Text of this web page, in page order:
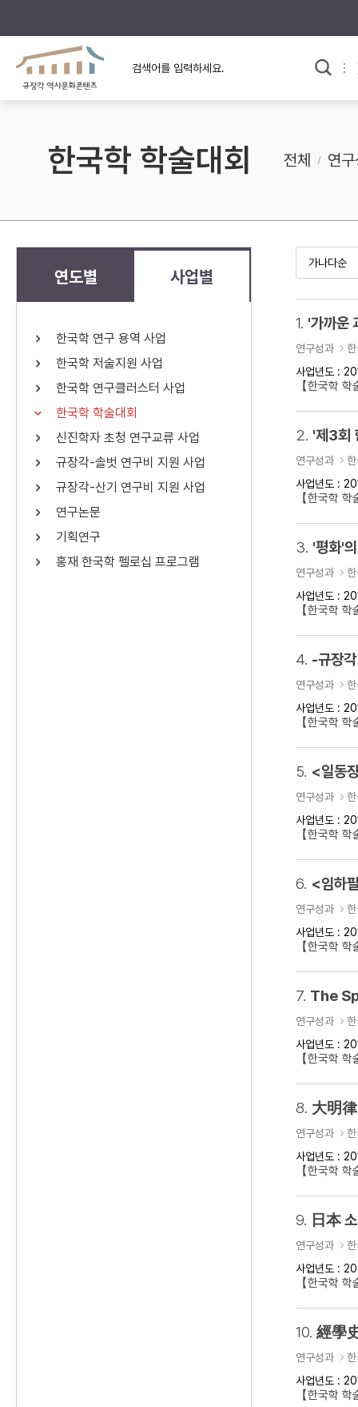
규장각의 어제와 오늘
규장각 소개영상
사료와 문학으로 본
고대
고려
조선 후기
근대
검색 연산자 사용안내
연산자
AND
OR 정조 OR 정약용 “정조” 또는 “
료를 검색
한국학 학술대회 전체 연
연도별 사업별
한국학 연구 용역 사업
한국학 저술지원 사업
한국학 연구클러스터 사업
한국학 학술대회
신진학자 초청 연구교류 사업
규장각-솔벗 연구비 지원 사업
규장각-산기 연구비 지원 사업
연구논문
기획연구
홍재 한국학 펠로십 프로그램
1. '가까운
연구성과
사업년도 :
【한국학
2. '제3회
연구성과
사업년도 :
【한국학
3. '평화'
연구성과
사업년도 :
【한국학
4. -규장
연구성과
사업년도 :
【한국학
5. <일동
연구성과
사업년도 :
【한국학
6. <임하
연구성과
사업년도 :
【한국학
7. The
연구성과
사업년도 :
【한국학
8. 大明律
연구성과
사업년도 :
【한국학
9. 日本
연구성과
사업년도 :
【한국학
10. 經學
연구성과
사업년도 :
【한국학